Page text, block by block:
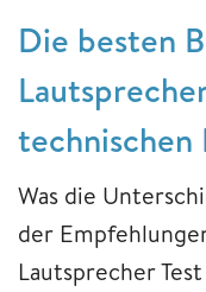
Die besten
technischen
Was die
der
Lautsprecher